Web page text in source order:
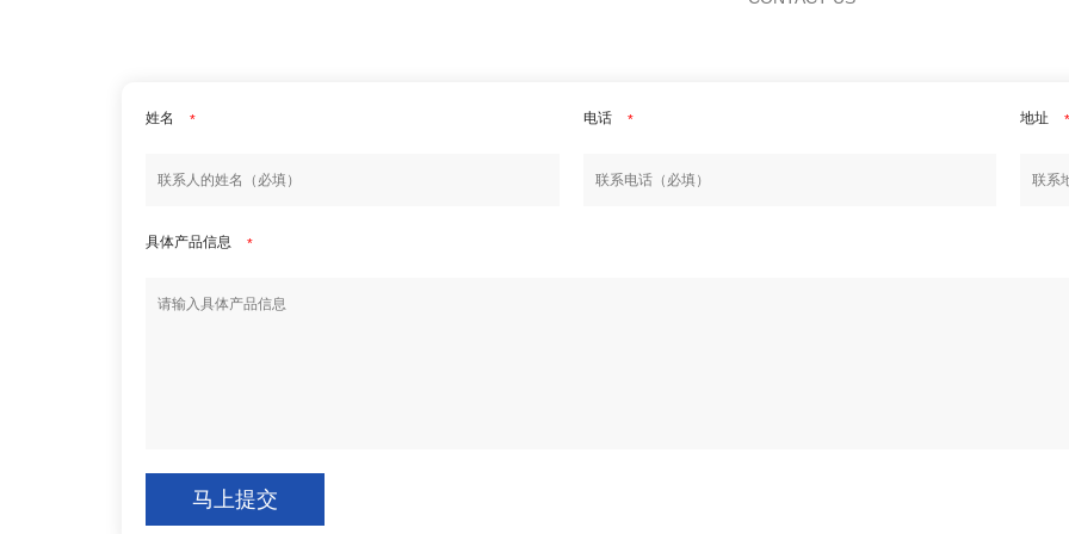
姓名 * 电话 * 地址
具体产品信息 *
马上提交